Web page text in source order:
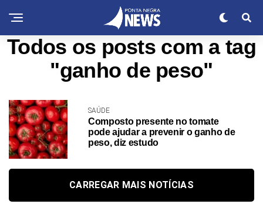
Todos os posts com a tag
"ganho de peso"
SAÚDE
Composto presente no tomate
pode ajudar a prevenir o ganho de
peso, diz estudo
CARREGAR MAIS NOTÍCIAS